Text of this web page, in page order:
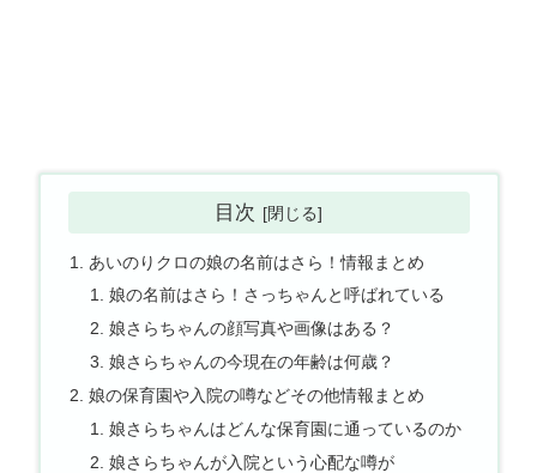
目次
あいのりクロの娘の名前はさら！情報まとめ
娘の名前はさら！さっちゃんと呼ばれている
娘さらちゃんの顔写真や画像はある？
娘さらちゃんの今現在の年齢は何歳？
娘の保育園や入院の噂などその他情報まとめ
娘さらちゃんはどんな保育園に通っているのか
娘さらちゃんが入院という心配な噂が